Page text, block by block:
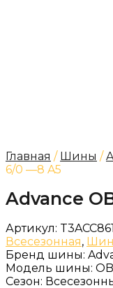
Главная / Шины /
6/0 —8 A5
Advance
Артикул: T3ACC861
Всесезонная,
Бренд шины:
Модель шины:
Сезон: